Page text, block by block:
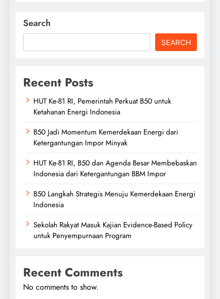
Search
SEARCH
Recent Posts
HUT Ke-81 RI, Pemerintah Perkuat B50 untuk
Ketahanan Energi Indonesia
B50 Jadi Momentum Kemerdekaan Energi dari
Ketergantungan Impor Minyak
HUT Ke-81 RI, B50 dan Agenda Besar Membebaskan
Indonesia dari Ketergantungan BBM Impor
B50 Langkah Strategis Menuju Kemerdekaan Energi
Indonesia
Sekolah Rakyat Masuk Kajian Evidence-Based Policy
untuk Penyempurnaan Program
Recent Comments
No comments to show.